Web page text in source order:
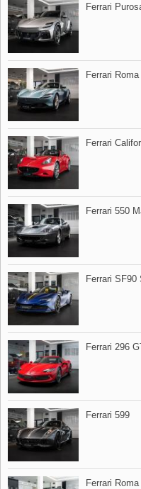
Ferrari
Ferrari
Ferrari
Ferrari 550
Ferrari SF90
Ferrari 296
Ferrari 599
Ferrari